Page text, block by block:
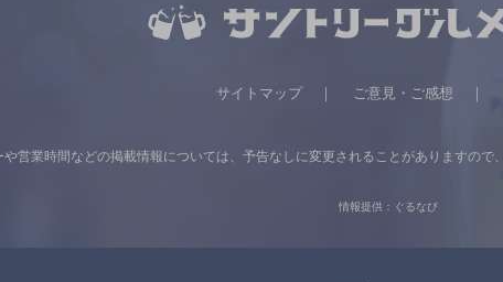
サイトマップ ご意見・ご感想
営業時間などの掲載情報については、 予告なしに変更されることがありますので、
情報提供：ぐるなび